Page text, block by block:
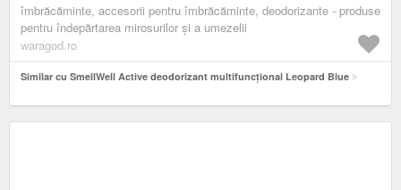
îmbrăcăminte, accesorii pentru îmbrăcăminte, deodorizante - produse
pentru îndepărtarea mirosurilor și a umezelii
waragod.ro
Similar cu SmellWell Active deodorizant multifuncțional Leopard Blue